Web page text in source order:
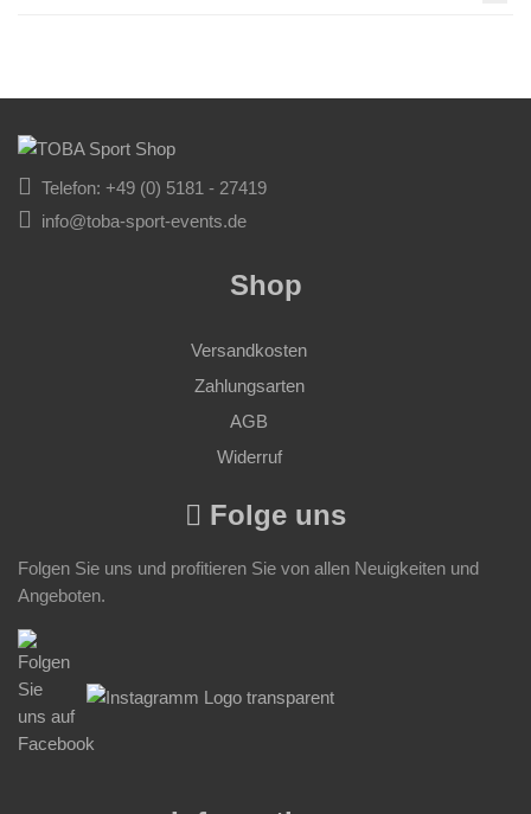
Telefon: +49 (0) 5181 - 27419
info@toba-sport-events.de
Shop
Versandkosten
Zahlungsarten
AGB
Widerruf
Folge uns
Folgen Sie uns und profitieren Sie von allen Neuigkeiten und
Angeboten.